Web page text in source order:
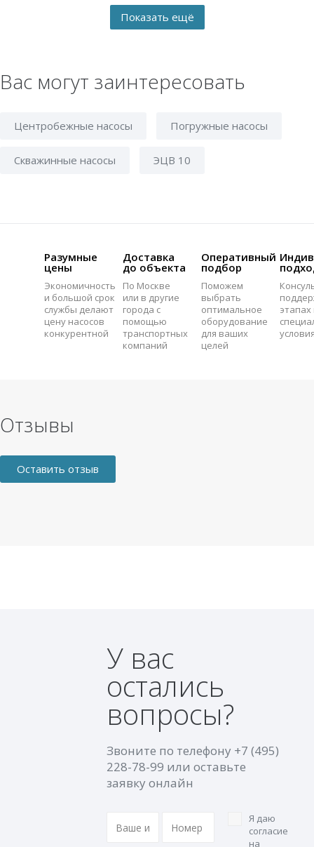
Вас могут заинтересовать
Центробежные насосы Погружные насосы
Скважинные насосы ЭЦВ 10
Разумные
цены
Экономичность
и большой срок
службы делают
цену насосов
конкурентной
Доставка
до объекта
По Москве
или в другие
города с
помощью
транспортных
компаний
Оперативный
подбор
Поможем
выбрать
оптимальное
оборудование
для ваших
целей
этапах
Отзывы
Оставить отзыв
У вас
остались
вопросы?
Звоните по телефону +7 (495)
228-78-99 или оставьте
заявку онлайн
Я даю
согласие
на